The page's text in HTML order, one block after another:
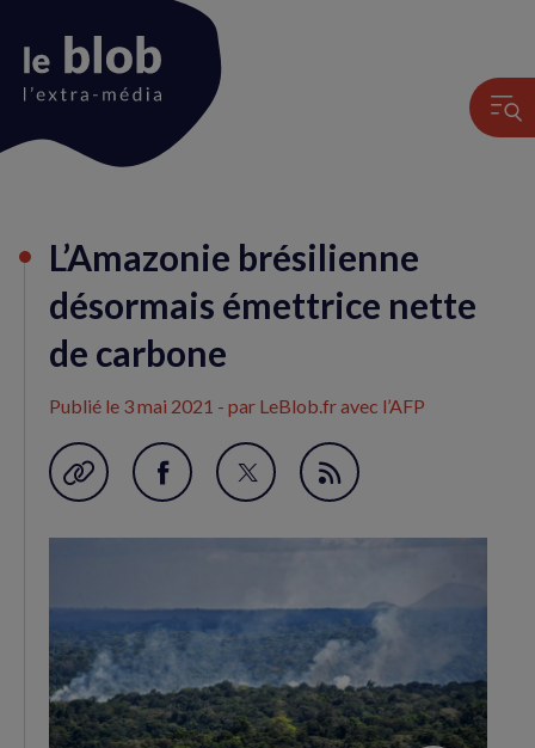
du
L’Amazonie brésilienne
désormais émettrice nette
de carbone
Publié le 3 mai 2021 - par LeBlob.fr avec l’AFP
Garder en favori
Partager
fenêtre)
Partager
fenêtre)
Flux
Agrandir
l'image